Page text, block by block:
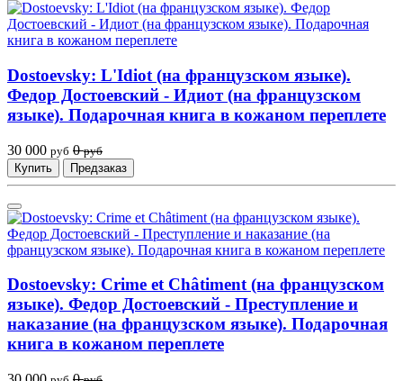
Dostoevsky: L'Idiot (на французском языке).
Федор Достоевский - Идиот (на французском
языке). Подарочная книга в кожаном переплете
30 000 руб 0 руб
Купить
Предзаказ
Dostoevsky: Crime et Châtiment (на французском
языке). Федор Достоевский - Преступление и
наказание (на французском языке). Подарочная
книга в кожаном переплете